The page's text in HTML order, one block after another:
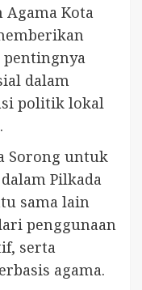
Agama Kota
dalam
politik lokal
Sorong untuk
Pilkada
sama lain
penggunaan
serta
agama.